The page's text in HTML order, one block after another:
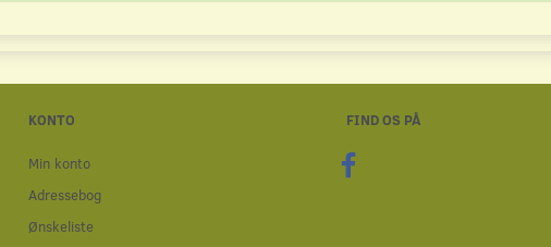
KONTO
Min konto
Adressebog
Ønskeliste
FIND OS PÅ